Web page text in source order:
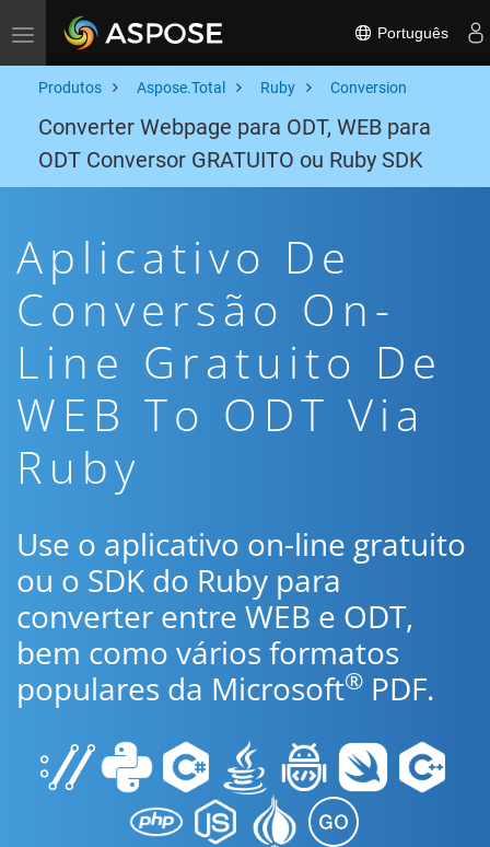
Toggle navigation Português
Produtos Aspose.Total Ruby Conversion
Converter Webpage para ODT, WEB para
ODT Conversor GRATUITO ou Ruby SDK
Aplicativo De
Conversão On-
Line Gratuito De
WEB To ODT Via
Ruby
Use o aplicativo on-line gratuito
ou o SDK do Ruby para
converter entre WEB e ODT,
bem como vários formatos
populares da Microsoft® PDF.